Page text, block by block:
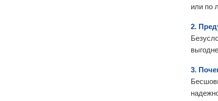
или по
2.
3.